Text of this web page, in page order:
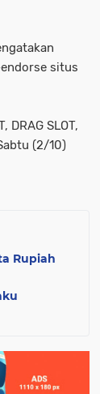
situs
DRAG SLOT,
(2/10)
Rupiah